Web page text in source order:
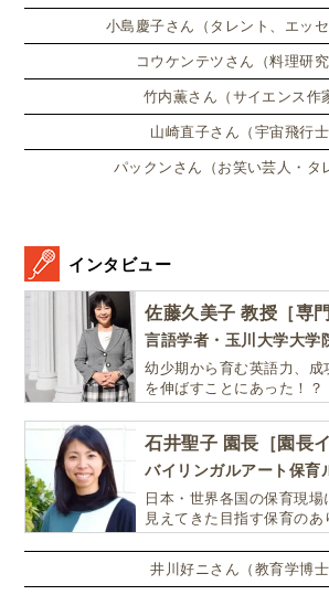
小島慶子さん（タレント、エッセ
コウケンテツさん（料理研究
竹内薫さん（サイエンス作
山崎直子さん（宇宙飛行士
パックンさん（お笑い芸人・タ
インタビュー
幼少期から育む英語力、成
を伸ばすことにあった！？
石井聖子 園長［園長
日本・世界各国の保育現
見えてきた目指す保育のあ
井川好ニさん（教育学博士